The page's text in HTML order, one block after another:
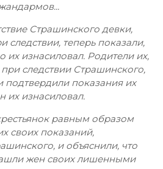
Страшинского девки,
следствии, теперь показали,
их изнасиловал. Родители их,
следствии Страшинского,
подтвердили показания их
их изнасиловал.
равным образом
своих показаний,
и объяснили, что
жен своих лишенными